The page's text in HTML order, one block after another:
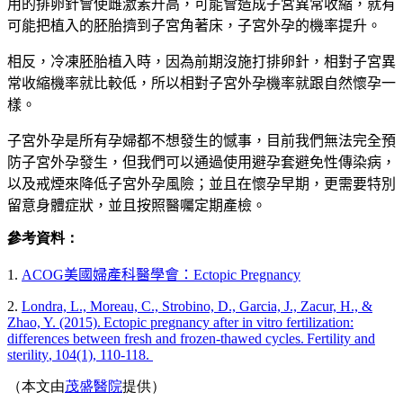
用的排卵針會使雌激素升高，可能會造成子宮異常收縮，就有
可能把植入的胚胎擠到子宮角著床，子宮外孕的機率提升。
相反，冷凍胚胎植入時，因為前期沒施打排卵針，相對子宮異
常收縮機率就比較低，所以相對子宮外孕機率就跟自然懷孕一
樣。
子宮外孕是所有孕婦都不想發生的憾事，目前我們無法完全預
防子宮外孕發生，但我們可以通過使用避孕套避免性傳染病，
以及戒煙來降低子宮外孕風險；並且在懷孕早期，更需要特別
留意身體症狀，並且按照醫囑定期產檢。
參考資料：
1. ACOG美國婦產科醫學會： Ectopic Pregnancy
2. Londra, L., Moreau, C., Strobino, D., Garcia, J., Zacur, H., &
Zhao, Y. (2015). Ectopic pregnancy after in vitro fertilization:
differences between fresh and frozen-thawed cycles. Fertility and
sterility, 104(1), 110-118.
（本文由茂盛醫院提供）